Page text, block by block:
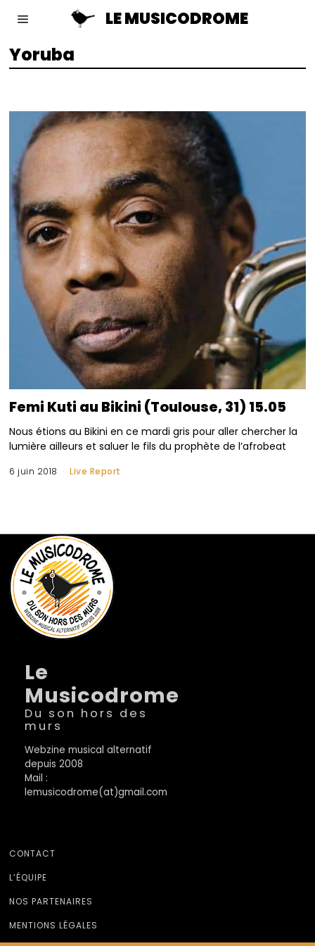
LE MUSICODROME
Yoruba
Femi Kuti au Bikini (Toulouse, 31) 15.05
Nous étions au Bikini en ce mardi gris pour aller chercher la
lumière ailleurs et saluer le fils du prophète de l’afrobeat
6 juin 2018 Live Report
Le
Musicodrome
Du son hors des
murs
Webzine musical alternatif
depuis 2008
Mail :
lemusicodrome(at)gmail.com
CONTACT
L’ÉQUIPE
NOS PARTENAIRES
MENTIONS LÉGALES